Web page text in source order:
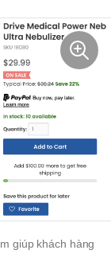
giúp khách hàng